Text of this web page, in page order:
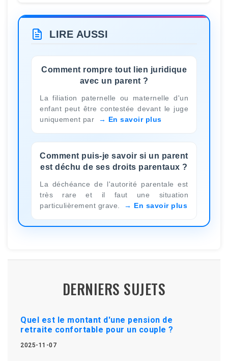
LIRE AUSSI
Comment rompre tout lien juridique
avec un parent ?
La filiation paternelle ou maternelle d'un
enfant peut être contestée devant le juge
uniquement par
En savoir plus
Comment puis-je savoir si un parent
est déchu de ses droits parentaux ?
La déchéance de l'autorité parentale est
très rare et il faut une situation
particulièrement grave.
En savoir plus
DERNIERS SUJETS
Quel est le montant d'une pension de
retraite confortable pour un couple ?
2025-11-07